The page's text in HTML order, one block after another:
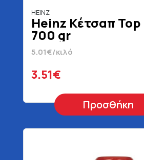
HEINZ
Heinz Κέτσαπ Top
700 gr
5.01€/κιλό
3.51€
Προσθήκη